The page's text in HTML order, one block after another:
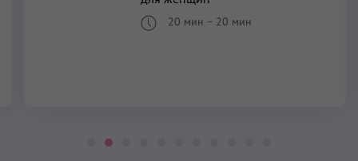
20 мин – 20 мин